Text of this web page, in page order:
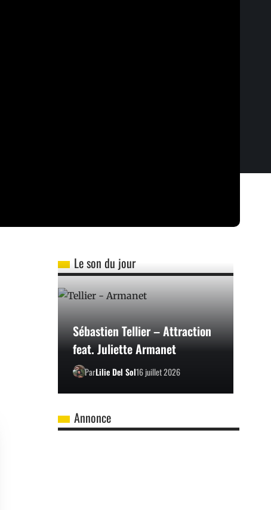
Le son du jour
Sébastien Tellier – Attraction
feat. Juliette Armanet
ParLilie Del Sol16 juillet 2026
Annonce